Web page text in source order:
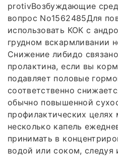
protivВозбуждающие
вопрос No1562485Для
использовать КОК с
грудном вскармливании
Снижение либидо
пролактина, если вы
подавляет половые
соответственно
обычно повышенной
профилактических
несколько капель
принимать в
водой или соком, следуя